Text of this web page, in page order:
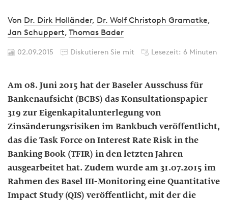
Von Dr. Dirk Holländer, Dr. Wolf Christoph Gramatke,
Jan Schuppert, Thomas Bader
02.09.2015 Diskutieren Sie mit Lesezeit: 6 Minuten
Am 08. Juni 2015 hat der Baseler Ausschuss für
Bankenaufsicht (BCBS) das Konsultationspapier
319 zur Eigenkapitalunterlegung von
Zinsänderungsrisiken im Bankbuch veröffentlicht,
das die Task Force on Interest Rate Risk in the
Banking Book (TFIR) in den letzten Jahren
ausgearbeitet hat. Zudem wurde am 31.07.2015 im
Rahmen des Basel III-Monitoring eine Quantitative
Impact Study (QIS) veröffentlicht, mit der die